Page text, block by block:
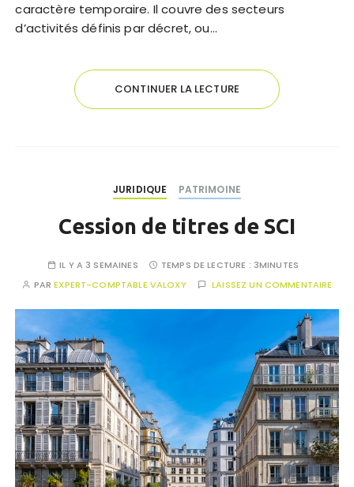
caractère temporaire. Il couvre des secteurs
d’activités définis par décret, ou…
CONTINUER LA LECTURE
JURIDIQUE PATRIMOINE
Cession de titres de SCI
IL Y A 3 SEMAINES TEMPS DE LECTURE : 3MINUTES
PAREXPERT-COMPTABLE VALOXY LAISSEZ UN COMMENTAIRE